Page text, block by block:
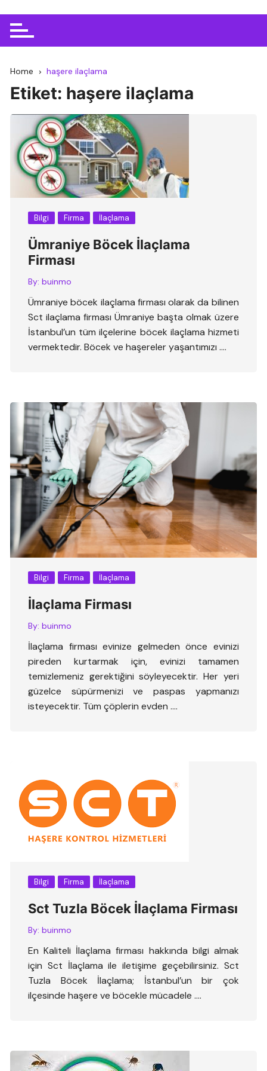
Home haşere ilaçlama
Etiket: haşere ilaçlama
Bilgi Firma İlaçlama
Ümraniye Böcek İlaçlama
Firması
By: buinmo
Ümraniye böcek ilaçlama firması olarak da bilinen
Sct ilaçlama firması Ümraniye başta olmak üzere
İstanbul’un tüm ilçelerine böcek ilaçlama hizmeti
vermektedir. Böcek ve haşereler yaşantımızı ….
Bilgi Firma İlaçlama
İlaçlama Firması
By: buinmo
İlaçlama firması evinize gelmeden önce evinizi
pireden kurtarmak için, evinizi tamamen
temizlemeniz gerektiğini söyleyecektir. Her yeri
güzelce süpürmenizi ve paspas yapmanızı
isteyecektir. Tüm çöplerin evden ….
Bilgi Firma İlaçlama
Sct Tuzla Böcek İlaçlama Firması
By: buinmo
En Kaliteli İlaçlama firması hakkında bilgi almak
için Sct İlaçlama ile iletişime geçebilirsiniz. Sct
Tuzla Böcek İlaçlama; İstanbul’un bir çok
ilçesinde haşere ve böcekle mücadele ….